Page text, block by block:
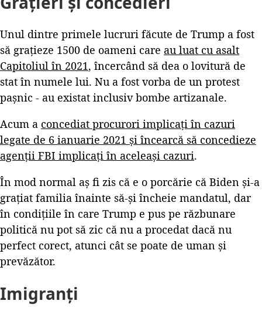
Unul dintre primele lucruri făcute de Trump a fost
să grațieze 1500 de oameni care au luat cu asalt
Capitoliul în 2021, încercând să dea o lovitură de
stat în numele lui. Nu a fost vorba de un protest
pașnic - au existat inclusiv bombe artizanale.
Acum a concediat procurori implicați în cazuri
legate de 6 ianuarie 2021 și încearcă să concedieze
agenții FBI implicați în aceleași cazuri.
În mod normal aș fi zis că e o porcărie că Biden și-a
grațiat familia înainte să-și încheie mandatul, dar
în condițiile în care Trump e pus pe răzbunare
politică nu pot să zic că nu a procedat dacă nu
perfect corect, atunci cât se poate de uman și
prevăzător.
Imigranți